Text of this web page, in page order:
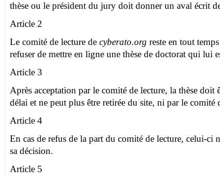
thèse ou le président du jury doit donner un aval écrit
Article 2
Le comité de lecture de cyberato.org reste en tout
refuser de mettre en ligne une thèse de doctorat qui lui
Article 3
Après acceptation par le comité de lecture, la thèse doit
délai et ne peut plus être retirée du site, ni par le comité
Article 4
En cas de refus de la part du comité de lecture, celui-ci
sa décision.
Article 5